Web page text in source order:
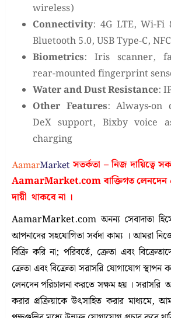
wireless)
Connectivity: 4G LTE, Wi-Fi
Bluetooth 5.0, USB Type-C, NFC
Biometrics: Iris scanner,
rear-mounted fingerprint
Water and Dust Resistance:
Other Features: Always-on
DeX support, Bixby voice
charging
সতর্কতা – নিজ দায়িত্বে
AamarMarket.comবাক্তিগত
দায়ী থাকবে না ।
AamarMarket.com অনন্য সেবাদাতা
আপনাদের সহযোগিতা সর্বদা কাম্য । আমরা
বিক্রি করি না; পরিবর্তে, ক্রেতা এবং
ক্রেতা এবং বিক্রেতা সরাসরি যোগাযোগ স্থাপন
লেনদেন পরিচালনা করতে সক্ষম হয় । সরাসরি
করার প্রক্রিয়াকে উৎসাহিত করার মাধ্যমে,